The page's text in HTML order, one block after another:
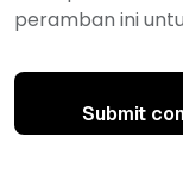
peramban ini
Submit